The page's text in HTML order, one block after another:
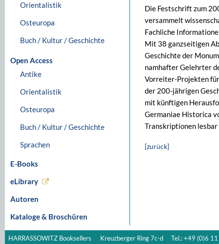
Orientalistik
Osteuropa
Buch / Kultur / Geschichte
Open Access
Antike
Orientalistik
Osteuropa
Buch / Kultur / Geschichte
Sprachen
E-Books
eLibrary
Autoren
Kataloge & Broschüren
Die Festschrift zum
versammelt
Fachliche
Mit 38 ganzseitigen
Geschichte der
namhafter Gelehrter
Vorreiter-Projekten
der 200-jährigen
mit künftigen
Germaniae Historica
Transkriptionen lesbar
[zurück]
HARRASSOWITZ Booksellers
Kreuzberger Ring 7c-d
Tel.: +49 (0)6